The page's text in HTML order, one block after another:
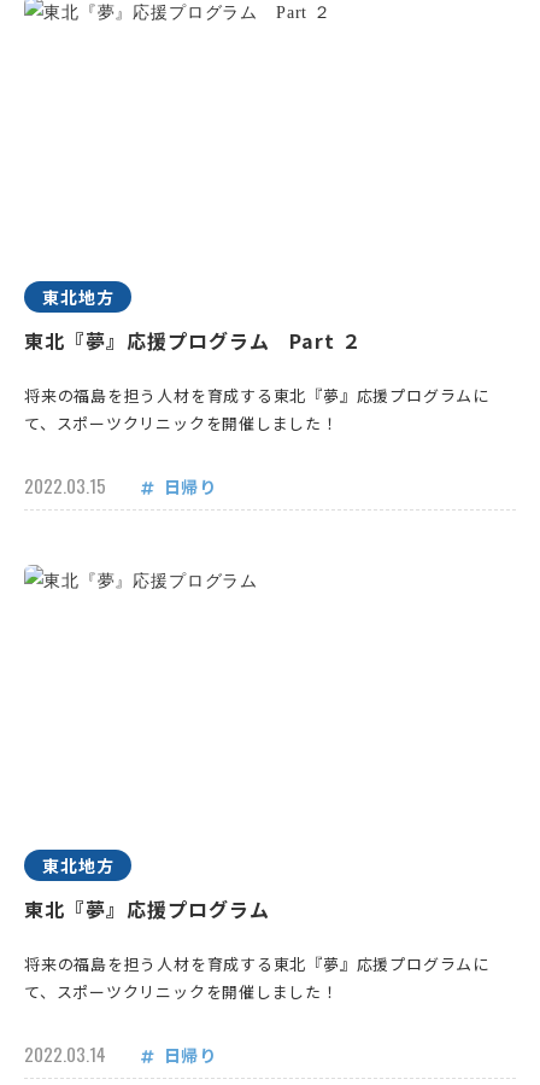
東北地方
東北『夢』応援プログラム Part ２
将来の福島を担う人材を育成する東北『夢』応援プログラムに
て、スポーツクリニックを開催しました！
2022.03.15 日帰り
東北地方
東北『夢』応援プログラム
将来の福島を担う人材を育成する東北『夢』応援プログラムに
て、スポーツクリニックを開催しました！
2022.03.14 日帰り